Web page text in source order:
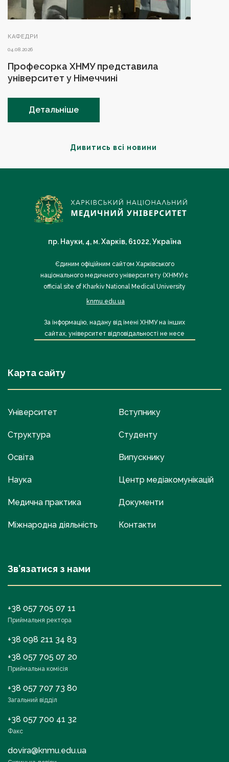
Дивитись всі новини
КАФЕДРИ
04.08.2026
Професорка ХНМУ представила
університет у Німеччині
Детальніше
пр. Науки, 4, м. Харків, 61022, Україна
Єдиним офіційним сайтом Харківського
національного медичного університету (ХНМУ) є
official site of Kharkiv National Medical University
knmu.edu.ua
За інформацію, надану від імені ХНМУ на інших
сайтах, університет відповідальності не несе
Карта сайту
Університет
Структура
Освіта
Наука
Медична практика
Міжнародна діяльність
Вступнику
Студенту
Випускнику
Центр медіакомунікацій
Документи
Контакти
Зв’язатися з нами
+38 057 705 07 11
Приймальня ректора
+38 098 211 34 83
+38 057 705 07 20
Приймальна комісія
+38 057 707 73 80
Загальний відділ
+38 057 700 41 32
Факс
dovira@knmu.edu.ua